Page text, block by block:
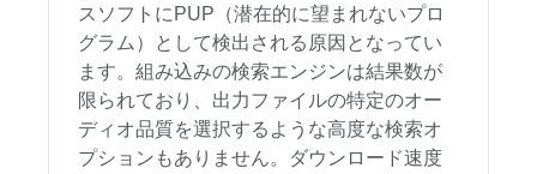
スソフトにPUP（潜在的に望まれないプロ
グラム）として検出される原因となってい
ます。組み込みの検索エンジンは結果数が
限られており、出力ファイルの特定のオー
ディオ品質を選択するような高度な検索オ
プションもありません。ダウンロード速度